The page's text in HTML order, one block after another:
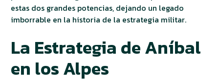
estas dos grandes potencias, dejando un legado
imborrable en la historia de la estrategia militar.
La Estrategia de Aníbal
en los Alpes